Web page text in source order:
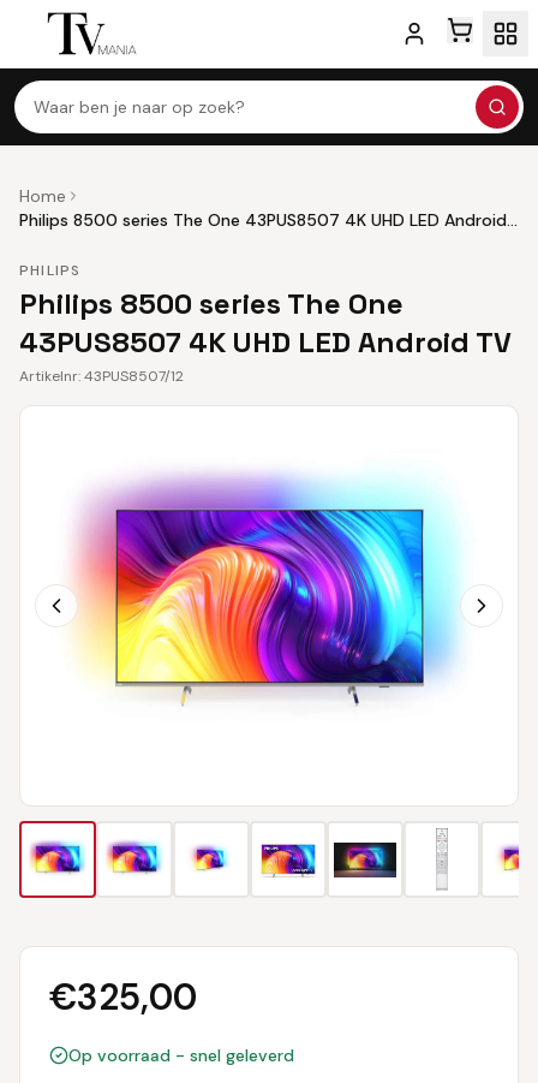
Waar ben je naar op zoek?
Home
Philips 8500 series The One 43PUS8507 4K UHD LED Android
PHILIPS
Philips 8500 series The One
43PUS8507 4K UHD LED Android TV
Artikelnr:43PUS8507/12
€325,00
Op voorraad - snel geleverd